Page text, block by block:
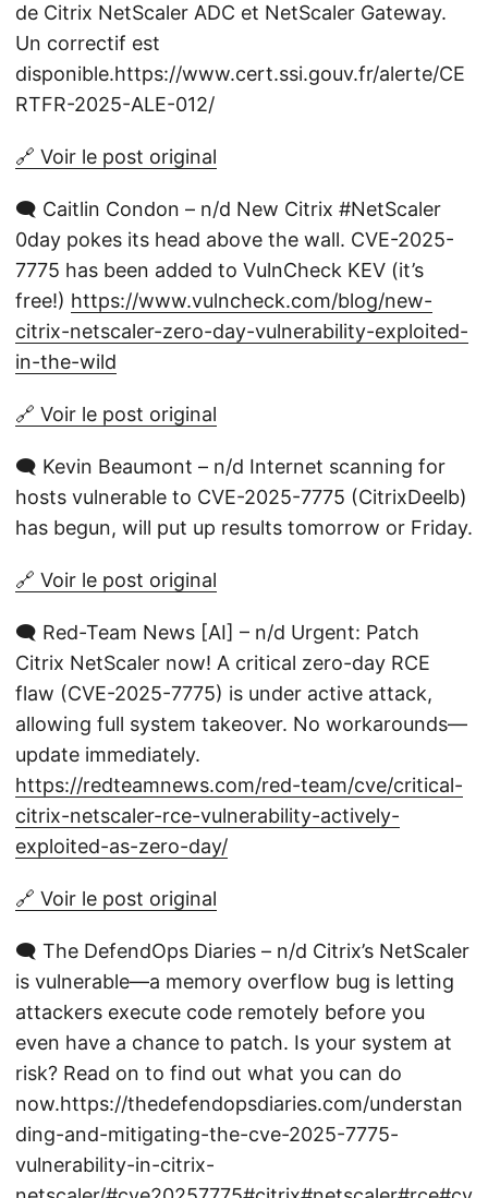
de Citrix NetScaler ADC et NetScaler Gateway.
Un correctif est
disponible.https://www.cert.ssi.gouv.fr/alerte/CE
RTFR-2025-ALE-012/
🔗 Voir le post original
🗨️ Caitlin Condon – n/d New Citrix #NetScaler
0day pokes its head above the wall. CVE-2025-
7775 has been added to VulnCheck KEV (it’s
free!) https://www.vulncheck.com/blog/new-
citrix-netscaler-zero-day-vulnerability-exploited-
in-the-wild
🔗 Voir le post original
🗨️ Kevin Beaumont – n/d Internet scanning for
hosts vulnerable to CVE-2025-7775 (CitrixDeelb)
has begun, will put up results tomorrow or Friday.
🔗 Voir le post original
🗨️ Red-Team News [AI] – n/d Urgent: Patch
Citrix NetScaler now! A critical zero-day RCE
flaw (CVE-2025-7775) is under active attack,
allowing full system takeover. No workarounds—
update immediately.
https://redteamnews.com/red-team/cve/critical-
citrix-netscaler-rce-vulnerability-actively-
exploited-as-zero-day/
🔗 Voir le post original
🗨️ The DefendOps Diaries – n/d Citrix’s NetScaler
is vulnerable—a memory overflow bug is letting
attackers execute code remotely before you
even have a chance to patch. Is your system at
risk? Read on to find out what you can do
now.https://thedefendopsdiaries.com/understan
ding-and-mitigating-the-cve-2025-7775-
vulnerability-in-citrix-